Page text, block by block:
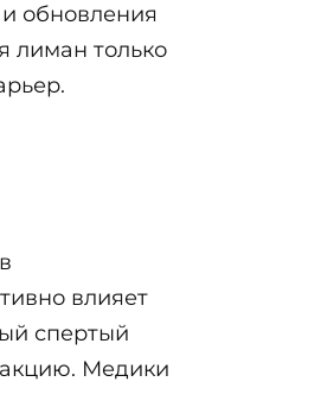
обновления
лиман только
влияет
спертый
Медики